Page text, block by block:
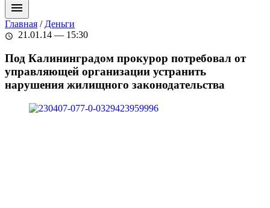
menu
Главная / Деньги
schedule 21.01.14 — 15:30
Под Калининградом прокурор потребовал от
управляющей организации устранить
нарушения жилищного законодательства